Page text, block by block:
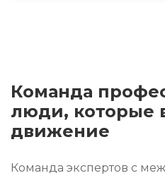
Команда
люди, которые
движение
Команда экспертов с